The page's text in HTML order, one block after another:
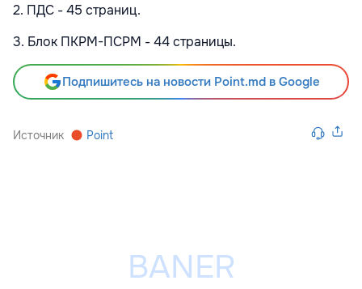
2. ПДС - 45 страниц.
3. Блок ПКРМ-ПСРМ - 44 страницы.
Подпишитесь на новости Point.md в Google
Источник Point